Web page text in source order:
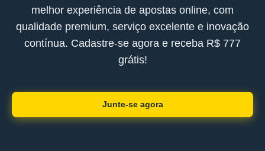
melhor experiência de apostas online, com
qualidade premium, serviço excelente e inovação
contínua. Cadastre-se agora e receba R$ 777
grátis!
Junte-se agora